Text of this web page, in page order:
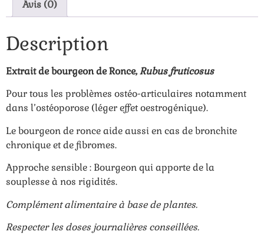
Avis (0)
Description
Extrait de bourgeon de Ronce,Rubus fruticosus
Pour tous les problèmes ostéo-articulaires notamment
dans l’ostéoporose (léger effet oestrogénique).
Le bourgeon de ronce aide aussi en cas de bronchite
chronique et de fibromes.
Approche sensible : Bourgeon qui apporte de la
souplesse à nos rigidités.
Complément alimentaire à base de plantes.
Respecter les doses journalières conseillées.